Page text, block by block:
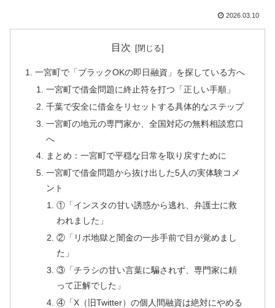
2026.03.10
目次
一宮町で「ブラックOKの即日融資」を探している方へ
一宮町で借金問題に終止符を打つ「正しい手順」
千葉で安全に借金をリセットする具体的なステップ
一宮町の地元の専門家か、全国対応の無料相談窓口
へ
まとめ：一宮町で平穏な日常を取り戻すために
一宮町で借金問題から抜け出した5人の実体験コメ
ント
①「インスタの甘い誘惑から逃れ、弁護士に救
われました」
②「リボ地獄と闇金の一歩手前で目が覚めまし
た」
③「チラシの甘い言葉に騙されず、専門家に頼
って正解でした」
④「X（旧Twitter）の個人間融資は絶対にやめる